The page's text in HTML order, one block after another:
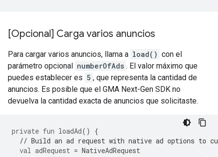
[Opcional] Carga varios anuncios
Para cargar varios anuncios, llama a load() con el
parámetro opcional numberOfAds . El valor máximo que
puedes establecer es 5 , que representa la cantidad de
anuncios. Es posible que el GMA Next-Gen SDK no
devuelva la cantidad exacta de anuncios que solicitaste.
private fun loadAd()
{
// Build an ad request with native ad options to
val adRequest = NativeAdRequest